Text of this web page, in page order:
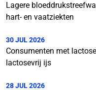
Lagere
hart- en vaatziekten
30 JUL 2026
Consumenten met
lactosevrij ijs
28 JUL 2026